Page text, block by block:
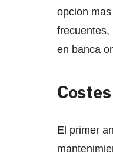
opcion
frecuentes,
en banca
El primer